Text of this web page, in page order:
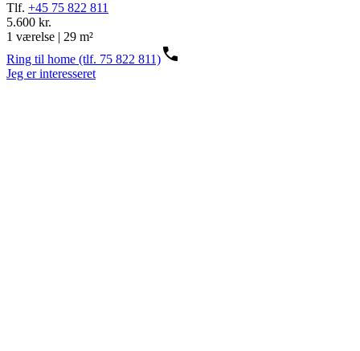
Tlf. +45 75 822 811
5.600 kr.
1 værelse | 29 m²
Ring til home (tlf. 75 822 811)
Jeg er interesseret